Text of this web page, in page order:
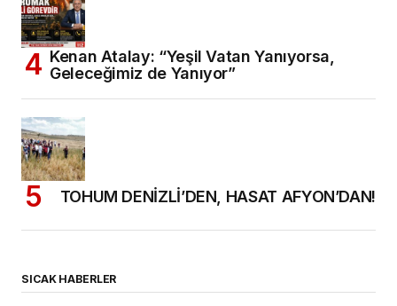
Kenan Atalay: “Yeşil Vatan Yanıyorsa,
Geleceğimiz de Yanıyor”
TOHUM DENİZLİ’DEN, HASAT AFYON’DAN!
SICAK HABERLER